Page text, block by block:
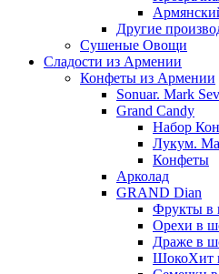
Другие
Сушеные Овощи
Сладости из Армении
Конфеты из Армении
Sonuar. Mark
Grand Candy
Набор
Лукум.
Конфеты
Арколад
GRAND Dian
Фрукты в
Орехи в
Драже в
ШокоХит